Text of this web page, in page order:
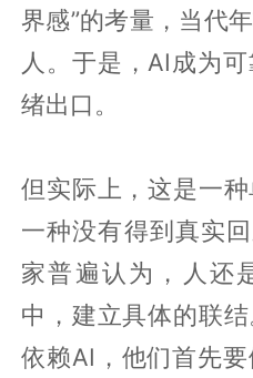
界感”的考量，当代
人。于是，AI成为
绪出口。
但实际上，这是一
一种没有得到真实
家普遍认为，人还
中，建立具体的联
依赖AI，他们首先